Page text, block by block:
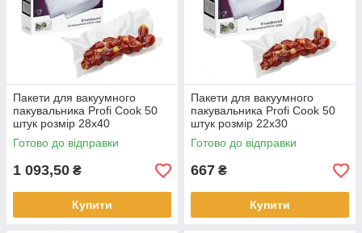
Пакети для вакуумного
пакувальника Profi Cook 50
штук розмір 28x40
Готово до відправки
1 093,50 ₴
Купити
Пакети для вакуумного
пакувальника Profi Cook 50
штук розмір 22x30
Готово до відправки
667 ₴
Купити